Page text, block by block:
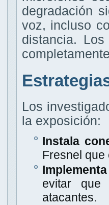
degradación
voz, incluso
distancia.
Los
la exposición:
Instala
Fresnel que
evitar que
atacantes.